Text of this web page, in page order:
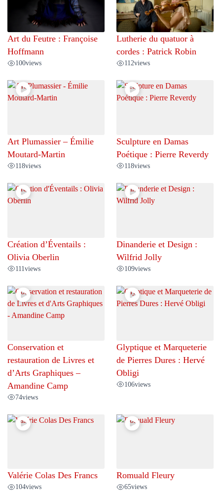
Art du Feutre : Françoise
Hoffmann
100views
Lutherie du quatuor à
cordes : Patrick Robin
112views
Art Plumassier – Émilie
Moutard-Martin
118views
Sculpture en Damas
Poétique : Pierre Reverdy
118views
Création d’Éventails :
Olivia Oberlin
111views
Dinanderie et Design :
Wilfrid Jolly
109views
Conservation et
restauration de Livres et
d’Arts Graphiques –
Amandine Camp
74views
Glyptique et Marqueterie
de Pierres Dures : Hervé
Obligi
106views
Valérie Colas Des Francs
104views
Romuald Fleury
65views